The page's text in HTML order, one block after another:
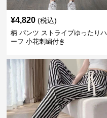
¥4,820 (税込)
柄 パンツ ストライプゆったりハ
ーフ 小花刺繍付き